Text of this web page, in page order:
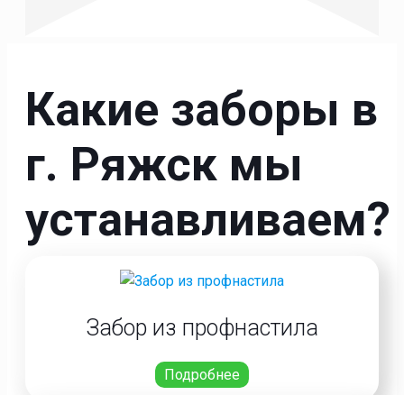
Какие заборы в
г. Ряжск мы
устанавливаем?
Забор из профнастила
Подробнее